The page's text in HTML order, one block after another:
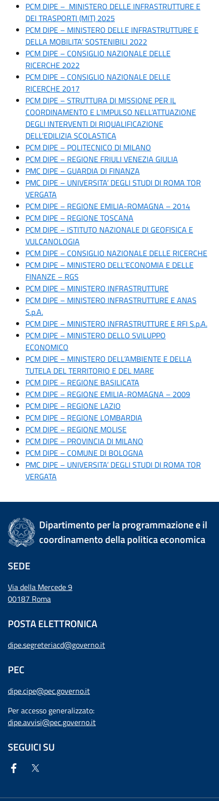
PCM DIPE – MINISTERO DELLE INFRASTRUTTURE E
DEI TRASPORTI (MIT) 2025
PCM DIPE – MINISTERO DELLE INFRASTRUTTURE E
DELLA MOBILITA’ SOSTENIBILI 2022
PCM DIPE – CONSIGLIO NAZIONALE DELLE
RICERCHE 2022
PCM DIPE – CONSIGLIO NAZIONALE DELLE
RICERCHE 2017
PCM DIPE – STRUTTURA DI MISSIONE PER IL
COORDINAMENTO E L’IMPULSO NELL’ATTUAZIONE
DEGLI INTERVENTI DI RIQUALIFICAZIONE
DELL’EDILIZIA SCOLASTICA
PCM DIPE – POLITECNICO DI MILANO
PCM DIPE – REGIONE FRIULI VENEZIA GIULIA
PMC DIPE – GUARDIA DI FINANZA
PMC DIPE – UNIVERSITA’ DEGLI STUDI DI ROMA TOR
VERGATA
PCM DIPE – REGIONE EMILIA-ROMAGNA – 2014
PCM DIPE – REGIONE TOSCANA
PCM DIPE – ISTITUTO NAZIONALE DI GEOFISICA E
VULCANOLOGIA
PCM DIPE – CONSIGLIO NAZIONALE DELLE RICERCHE
PCM DIPE – MINISTERO DELL’ECONOMIA E DELLE
FINANZE – RGS
PCM DIPE – MINISTERO INFRASTRUTTURE
PCM DIPE – MINISTERO INFRASTRUTTURE E ANAS
S.p.A.
PCM DIPE – MINISTERO INFRASTRUTTURE E RFI S.p.A.
PCM DIPE – MINISTERO DELLO SVILUPPO
ECONOMICO
PCM DIPE – MINISTERO DELL’AMBIENTE E DELLA
TUTELA DEL TERRITORIO E DEL MARE
PCM DIPE – REGIONE BASILICATA
PCM DIPE – REGIONE EMILIA-ROMAGNA – 2009
PCM DIPE – REGIONE LAZIO
PCM DIPE – REGIONE LOMBARDIA
PCM DIPE – REGIONE MOLISE
PCM DIPE – PROVINCIA DI MILANO
PCM DIPE – COMUNE DI BOLOGNA
PMC DIPE – UNIVERSITA’ DEGLI STUDI DI ROMA TOR
VERGATA
Dipartimento per la programmazione e il
coordinamento della politica economica
SEDE
Via della Mercede 9
00187 Roma
POSTA ELETTRONICA
dipe.segreteriacd@governo.it
PEC
dipe.cipe@pec.governo.it
Per accesso generalizzato:
dipe.avvisi@pec.governo.it
SEGUICI SU